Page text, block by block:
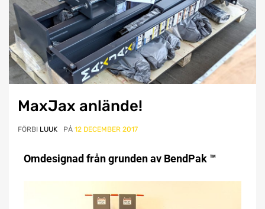
MaxJax anlände!
FÖRBI LUUK PÅ 12 DECEMBER 2017
Omdesignad från grunden av BendPak ™